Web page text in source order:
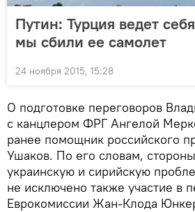
Путин: Турция ведет
мы сбили ее самолет
24 ноября 2015, 15:28
О подготовке переговоров
с канцлером ФРГ Ангелой
ранее помощник российского
Ушаков. По его словам,
украинскую и сирийскую
не исключено также участие в
Еврокомиссии Жан-Клода